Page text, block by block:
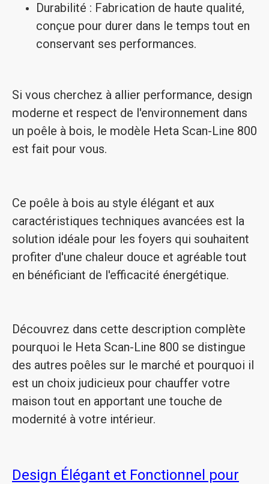
Durabilité : Fabrication de haute qualité,
conçue pour durer dans le temps tout en
conservant ses performances.
Si vous cherchez à allier performance, design
moderne et respect de l'environnement dans
un poêle à bois, le modèle Heta Scan-Line 800
est fait pour vous.
Ce poêle à bois au style élégant et aux
caractéristiques techniques avancées est la
solution idéale pour les foyers qui souhaitent
profiter d'une chaleur douce et agréable tout
en bénéficiant de l'efficacité énergétique.
Découvrez dans cette description complète
pourquoi le Heta Scan-Line 800 se distingue
des autres poêles sur le marché et pourquoi il
est un choix judicieux pour chauffer votre
maison tout en apportant une touche de
modernité à votre intérieur.
Design Élégant et Fonctionnel pour